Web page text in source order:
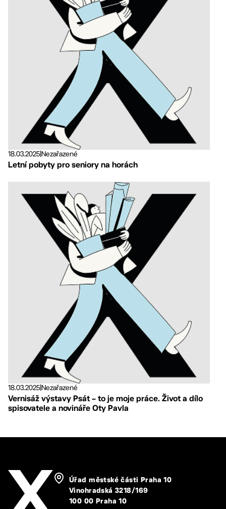
18.03.2025Nezařazené
Letní pobyty pro seniory na horách
18.03.2025Nezařazené
Vernisáž výstavy Psát – to je moje práce. Život a dílo
spisovatele a novináře Oty Pavla
Úřad městské části Praha 10
Vinohradská 3218/169
100 00 Praha 10